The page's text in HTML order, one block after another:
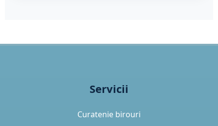
Servicii
Curatenie birouri